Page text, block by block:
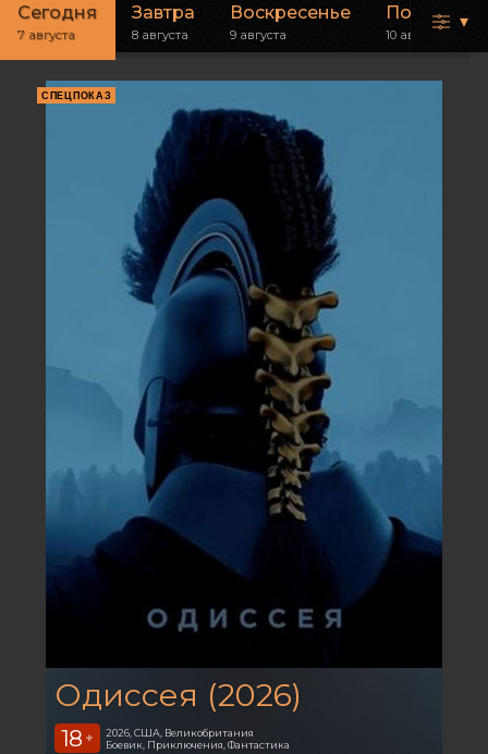
Сегодня
7 августа
Завтра
8 августа
Воскресенье
9 августа 10 августа
▾
СПЕЦПОКАЗ
Одиссея (2026)
18 +
2026, США, Великобритания
Боевик, Приключения, Фантастика